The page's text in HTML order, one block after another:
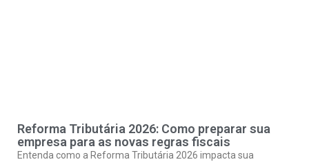
Reforma Tributária 2026: Como preparar sua
empresa para as novas regras fiscais
Entenda como a Reforma Tributária 2026 impacta sua